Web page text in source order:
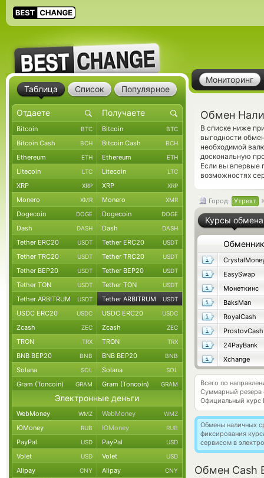
Мониторинг
Обмен
В списке ниже
выгодности
необходимой
доскональную
Если вы впервые
возможностях
Город: Утрехт
Курсы обмена
Обменник
EasySwap
Монеткинс
BaksMan
RoyalCash
ProstovCash
24PayBank
Xchange
Всего по
Суммарный резерв
Официальный курс
Обмены наличных
фиксирования
сервисом в
Обмен Cash
Таблица Список Популярное
Bitcoin BTC Bitcoin BTC
Bitcoin Cash BCH Bitcoin Cash BCH
Ethereum ETH Ethereum ETH
Litecoin LTC Litecoin LTC
XRP XRP XRP XRP
Monero XMR Monero XMR
Dogecoin DOGE Dogecoin DOGE
Dash DASH Dash DASH
Tether ERC20 USDT Tether ERC20 USDT
Tether TRC20 USDT Tether TRC20 USDT
Tether BEP20 USDT Tether BEP20 USDT
Tether TON USDT Tether TON USDT
Tether ARBITRUM USDT Tether ARBITRUM USDT
USDC ERC20 USDC USDC ERC20 USDC
Zcash ZEC Zcash ZEC
TRON TRX TRON TRX
BNB BEP20 BNB BNB BEP20 BNB
Solana SOL Solana SOL
Gram (Toncoin) GRAM Gram (Toncoin) GRAM
Электронные деньги
WebMoney WMZ WebMoney WMZ
ЮMoney RUB ЮMoney RUB
PayPal USD PayPal USD
Volet USD Volet USD
Alipay CNY Alipay CNY